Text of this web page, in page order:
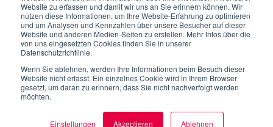
Website zu erfassen und damit wir uns an Sie erinnern können. Wir
nutzen diese Informationen, um Ihre Website-Erfahrung zu optimieren
und um Analysen und Kennzahlen über unsere Besucher auf dieser
Website und anderen Medien-Seiten zu erstellen. Mehr Infos über die
von uns eingesetzten Cookies finden Sie in unserer
Datenschutzrichtlinie.
Wenn Sie ablehnen, werden Ihre Informationen beim Besuch dieser
Website nicht erfasst. Ein einzelnes Cookie wird in Ihrem Browser
gesetzt, um daran zu erinnern, dass Sie nicht nachverfolgt werden
möchten.
Einstellungen Akzeptieren Ablehnen
Landingpage_Soziales
Landingpage_FoodBeverage
Landingpage_Einzelhandel
Landingpage_Rüstung
Agentur
Interview
Wie wir arbeiten
Team